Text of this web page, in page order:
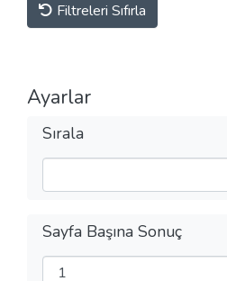
Filtreleri Sıfırla
Ayarlar
Sırala
Sayfa Başına Sonuç